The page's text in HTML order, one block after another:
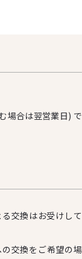
場合は翌営業日) で
交換はお受けして
交換をご希望の場